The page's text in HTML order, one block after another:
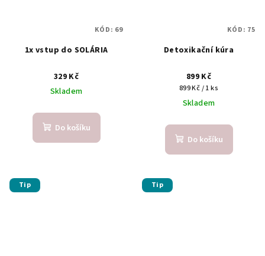
1x vstup do SOLÁRIA
329 Kč
Skladem
Do košíku
KÓD: 69
Detoxikační kúra
899 Kč
Měrná
cena:
899 Kč / 1 ks
Skladem
Do košíku
KÓD: 75
Tip Tip